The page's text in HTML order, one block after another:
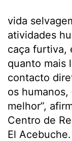
vida
atividades
caça furtiva,
quanto mais
contacto
os
melhor”,
Centro de
El Acebuche.